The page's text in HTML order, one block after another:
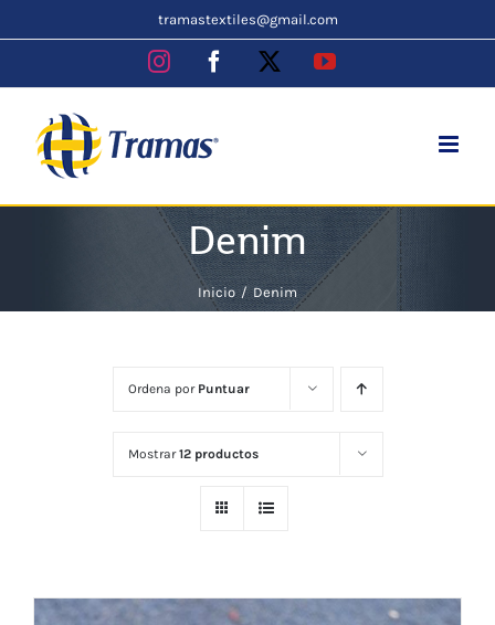
to
tramastextiles@gmail.com
InstagramFacebook YouTube
Denim
Inicio Denim
Ordena por Puntuar
Mostrar12 productos